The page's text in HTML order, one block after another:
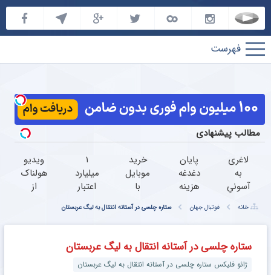
پارس
فوتبال
مطالب پیشنهادی
لاغری
به
آسونیِ
یک
دمنوش
خوش
طعم
پایان
دغدغه
هزینه
دندان
پزشکی
با پک
سفید
کننده
خرید
موبایل
با
اسنپ
پی |
در ۴
قسط
بدون
سود و
۱
میلیارد
اعتبار
خرید
طلا |
بدون
ضامن
و چک
ویدیو
هولناک
از
خوابی
خانه فوتبال جهان ستاره چلسی در آستانه انتقال به لیگ عربستان
ستاره چلسی در آستانه انتقال به لیگ عربستان
ژائو فلیکس ستاره چلسی در آستانه انتقال به لیگ عربستان